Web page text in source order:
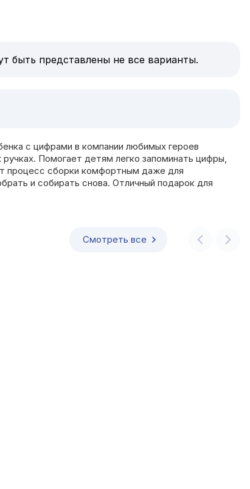
быть представлены не все варианты.
с цифрами в компании любимых героев
Помогает детям легко запоминать цифры,
процесс сборки комфортным даже для
и собирать снова. Отличный подарок для
Смотреть все